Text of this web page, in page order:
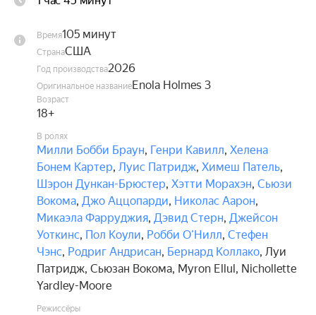
Время105 минут
СтранаСША
Год производства2026
Оригинальное названиеEnola Holmes 3
Возраст
18+
В ролях
Милли Бобби Браун, Генри Кавилл, Хелена
Бонем Картер, Луис Патридж, Химеш Патель,
Шэрон Дункан-Брюстер, Хэтти Морахэн, Сьюзи
Вокома, Джо Аццопарди, Николас Аарон,
Микаэла Фарруджия, Дэвид Стерн, Джейсон
Уоткинс, Пол Коули, Робби О’Нилл, Стефен
Чэнс, Родриг Андрисан, Бернард Коллако, Луи
Патридж, Сьюзан Вокома, Myron Ellul, Nichollette
Yardley-Moore
Режиссёры